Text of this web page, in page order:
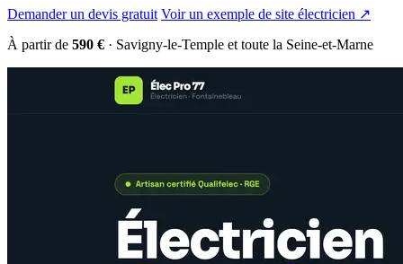
Demander un devis gratuit Voir un exemple de site électricien ↗
À partir de 590 € · Savigny-le-Temple et toute la Seine-et-Marne